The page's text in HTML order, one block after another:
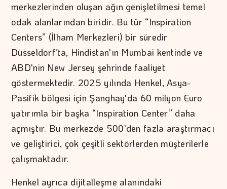
merkezlerinden oluşan ağın genişletilmesi temel
odak alanlarından biridir. Bu tür “Inspiration
Centers” (İlham Merkezleri) bir süredir
Düsseldorf'ta, Hindistan'ın Mumbai kentinde ve
ABD'nin New Jersey şehrinde faaliyet
göstermektedir. 2025 yılında Henkel, Asya-
Pasifik bölgesi için Şanghay'da 60 milyon Euro
yatırımla bir başka “Inspiration Center” daha
açmıştır. Bu merkezde 500'den fazla araştırmacı
ve geliştirici, çok çeşitli sektörlerden müşterilerle
çalışmaktadır.
Henkel ayrıca dijitalleşme alanındaki